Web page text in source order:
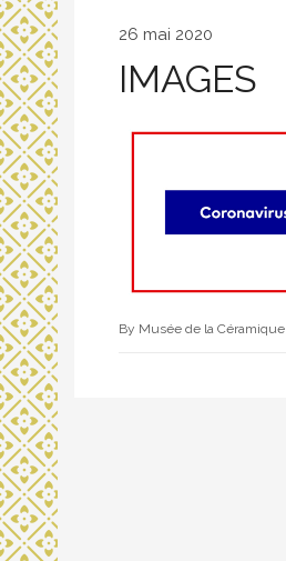
26 mai 2020
IMAGES
By Musée de la Céramique